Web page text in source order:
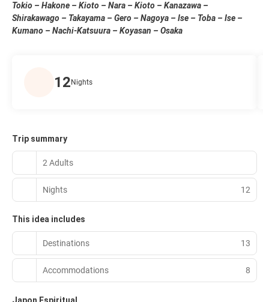
Tokio – Hakone – Kioto – Nara – Kioto – Kanazawa –
Shirakawago – Takayama – Gero – Nagoya – Ise – Toba – Ise –
Kumano – Nachi-Katsuura – Koyasan – Osaka
12 Nights
Trip summary
2 Adults
Nights 12
This idea includes
Destinations 13
Accommodations 8